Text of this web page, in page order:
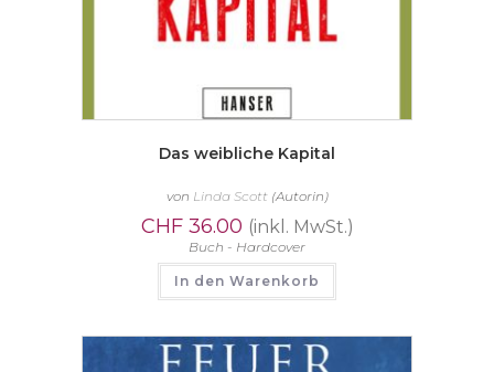
Das weibliche Kapital
von Linda Scott(Autorin)
CHF36.00 (inkl. MwSt.)
Buch - Hardcover
In den Warenkorb